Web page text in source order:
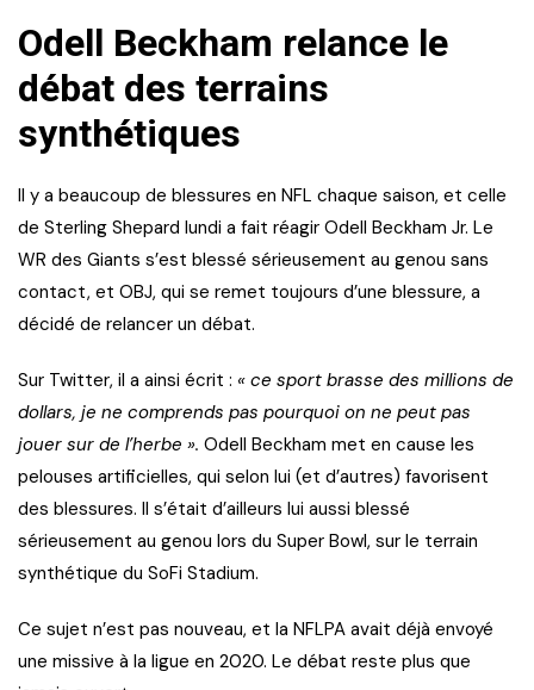
Odell Beckham relance le
débat des terrains
synthétiques
Il y a beaucoup de blessures en NFL chaque saison, et celle
de Sterling Shepard lundi a fait réagir Odell Beckham Jr. Le
WR des Giants s’est blessé sérieusement au genou sans
contact, et OBJ, qui se remet toujours d’une blessure, a
décidé de relancer un débat.
Sur Twitter, il a ainsi écrit : « ce sport brasse des millions de
dollars, je ne comprends pas pourquoi on ne peut pas
jouer sur de l’herbe ». Odell Beckham met en cause les
pelouses artificielles, qui selon lui (et d’autres) favorisent
des blessures. Il s’était d’ailleurs lui aussi blessé
sérieusement au genou lors du Super Bowl, sur le terrain
synthétique du SoFi Stadium.
Ce sujet n’est pas nouveau, et la NFLPA avait déjà envoyé
une missive à la ligue en 2020. Le débat reste plus que